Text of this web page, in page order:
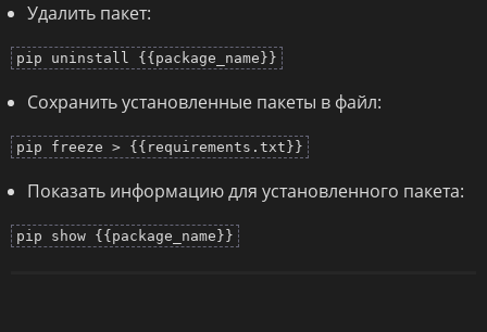
Удалить пакет:
pip uninstall {{package_name}}
Сохранить установленные пакеты в файл:
pip freeze > {{requirements.txt}}
Показать информацию для установленного пакета:
pip show {{package_name}}